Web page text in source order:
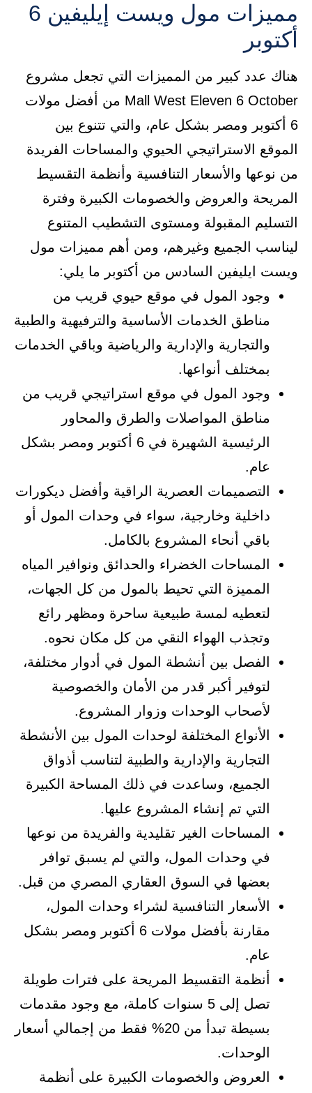
مميزات مول ويست إيليفين 6
أكتوبر
هناك عدد كبير من المميزات التي تجعل مشروع
Mall West Eleven 6 October من أفضل مولات
6 أكتوبر ومصر بشكل عام، والتي تتنوع بين
الموقع الاستراتيجي الحيوي والمساحات الفريدة
من نوعها والأسعار التنافسية وأنظمة التقسيط
المريحة والعروض والخصومات الكبيرة وفترة
التسليم المقبولة ومستوى التشطيب المتنوع
ليناسب الجميع وغيرهم، ومن أهم مميزات مول
ويست ايليفين السادس من أكتوبر ما يلي:
وجود المول في موقع حيوي قريب من
مناطق الخدمات الأساسية والترفيهية والطبية
والتجارية والإدارية والرياضية وباقي الخدمات
بمختلف أنواعها.
وجود المول في موقع استراتيجي قريب من
مناطق المواصلات والطرق والمحاور
الرئيسية الشهيرة في 6 أكتوبر ومصر بشكل
عام.
التصميمات العصرية الراقية وأفضل ديكورات
داخلية وخارجية، سواء في وحدات المول أو
باقي أنحاء المشروع بالكامل.
المساحات الخضراء والحدائق ونوافير المياه
المميزة التي تحيط بالمول من كل الجهات،
لتعطيه لمسة طبيعية ساحرة ومظهر رائع
وتجذب الهواء النقي من كل مكان نحوه.
الفصل بين أنشطة المول في أدوار مختلفة،
لتوفير أكبر قدر من الأمان والخصوصية
لأصحاب الوحدات وزوار المشروع.
الأنواع المختلفة لوحدات المول بين الأنشطة
التجارية والإدارية والطبية لتناسب أذواق
الجميع، وساعدت في ذلك المساحة الكبيرة
التي تم إنشاء المشروع عليها.
المساحات الغير تقليدية والفريدة من نوعها
في وحدات المول، والتي لم يسبق توافر
بعضها في السوق العقاري المصري من قبل.
الأسعار التنافسية لشراء وحدات المول،
مقارنة بأفضل مولات 6 أكتوبر ومصر بشكل
عام.
أنظمة التقسيط المريحة على فترات طويلة
تصل إلى 5 سنوات كاملة، مع وجود مقدمات
بسيطة تبدأ من 20% فقط من إجمالي أسعار
الوحدات.
العروض والخصومات الكبيرة على أنظمة